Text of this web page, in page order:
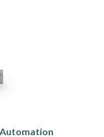
Automation